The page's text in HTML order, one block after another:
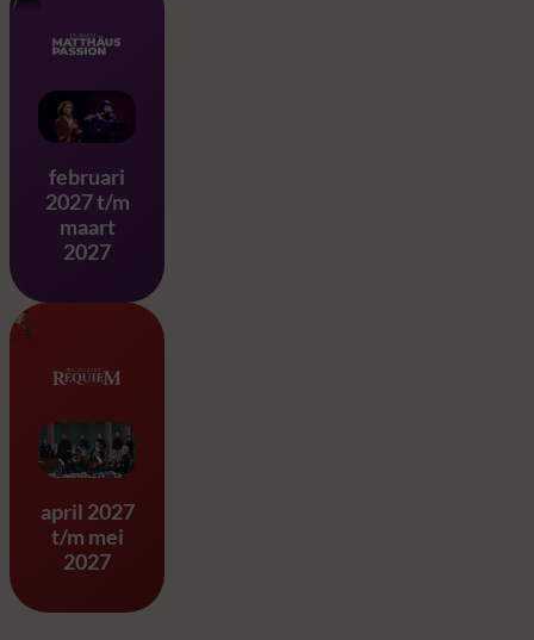
Matthäus Passion – J.S.
februari
2027 t/m
maart
2027
Requiem & Eine Kleine
april 2027
t/m mei
2027